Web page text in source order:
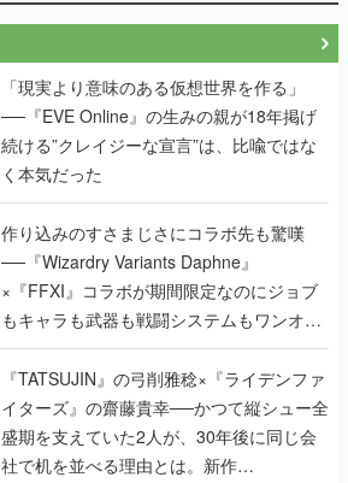
「現実より意味のある仮想世界を作る」
──『EVE Online』の生みの親が18年掲げ
続ける”クレイジーな宣言”は、比喩ではな
く本気だった
作り込みのすさまじさにコラボ先も驚嘆
──『Wizardry Variants Daphne』
×『FFXI』コラボが期間限定なのにジョブ
もキャラも武器も戦闘システムもワンオフ
で作り込まれた理由を両ディレクターに聞
く
『TATSUJIN』の弓削雅稔×『ライデンファ
イターズ』の齋藤貴幸──かつて縦シュー全
盛期を支えていた2人が、30年後に同じ会
社で机を並べる理由とは。新作